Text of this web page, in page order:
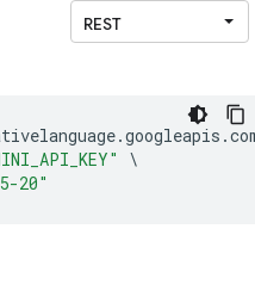
.googleapis .
\
20"